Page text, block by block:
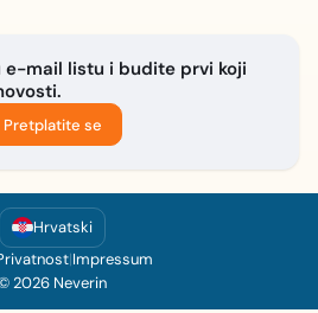
e-mail listu i budite prvi koji
Pretplatite se
Hrvatski
|Impressum
2026 Neverin